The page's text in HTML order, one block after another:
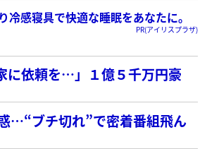
冷感寝具で快適な睡眠をあなたに。
PR(アイリスプラザ)
に依頼を…」１億５千万円豪
…“ブチ切れ”で密着番組飛ん